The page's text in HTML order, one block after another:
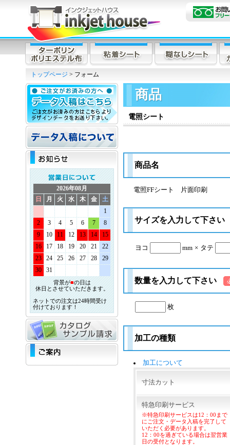
トップページ > フォーム
2026年08月
日
月 火 水 木 金
土
1
2
3 4 5 6 7
8
9
10 11 12 13 14
15
16
17 18 19 20 21
22
23
24 25 26 27 28
29
30
31
背景が■の日は
休日とさせていただきます。
ネットでの注文は24時間受け
付けております！
商品
電照シート
商品名
電照FFシート 片面印刷
サイズを入力して下さい
ヨコ mm × タテ
数量を入力して下さい
枚
加工の種類
加工について
寸法カット
特急印刷サービス
※特急印刷サービスは12：00まで
にご注文・データ入稿を完了して
いただく必要があります。
12：00を過ぎている場合は翌営業
日の受付となります。